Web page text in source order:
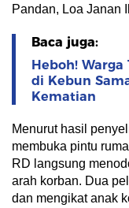
Pandan, Loa Janan
Baca juga:
Heboh!
di Kebun
Kematian
Menurut hasil
membuka pintu
RD langsung
arah korban. Dua
dan mengikat anak